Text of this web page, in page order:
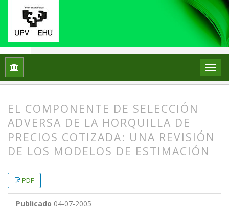
Inicio
EL COMPONENTE DE SELECCIÓN
ADVERSA DE LA HORQUILLA DE
PRECIOS COTIZADA: UNA REVISIÓN
DE LOS MODELOS DE ESTIMACIÓN
PDF
Publicado 04-07-2005